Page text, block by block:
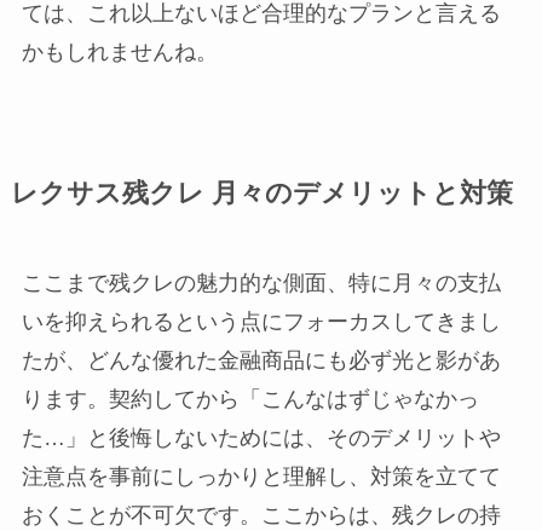
ては、これ以上ないほど合理的なプランと言える
かもしれませんね。
レクサス残クレ 月々のデメリットと対策
ここまで残クレの魅力的な側面、特に月々の支払
いを抑えられるという点にフォーカスしてきまし
たが、どんな優れた金融商品にも必ず光と影があ
ります。契約してから「こんなはずじゃなかっ
た…」と後悔しないためには、そのデメリットや
注意点を事前にしっかりと理解し、対策を立てて
おくことが不可欠です。ここからは、残クレの持